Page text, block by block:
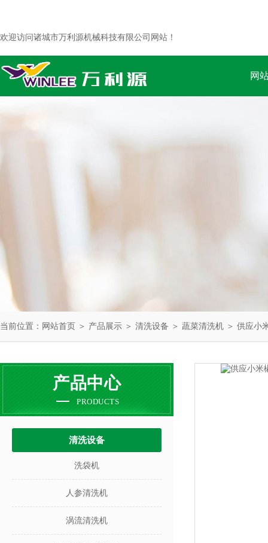
欢迎访问诸城市万利源机械科技有限公司网站！
网
当前位置： 网站首页 ＞ 产品展示 ＞ 清洗设备 ＞ 蔬菜清洗机 ＞ 供应小
产品中心
PRODUCTS
清洗设备
洗袋机
人参清洗机
涡流清洗机